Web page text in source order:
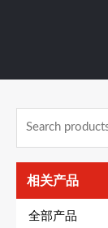
相关产品
全部产品